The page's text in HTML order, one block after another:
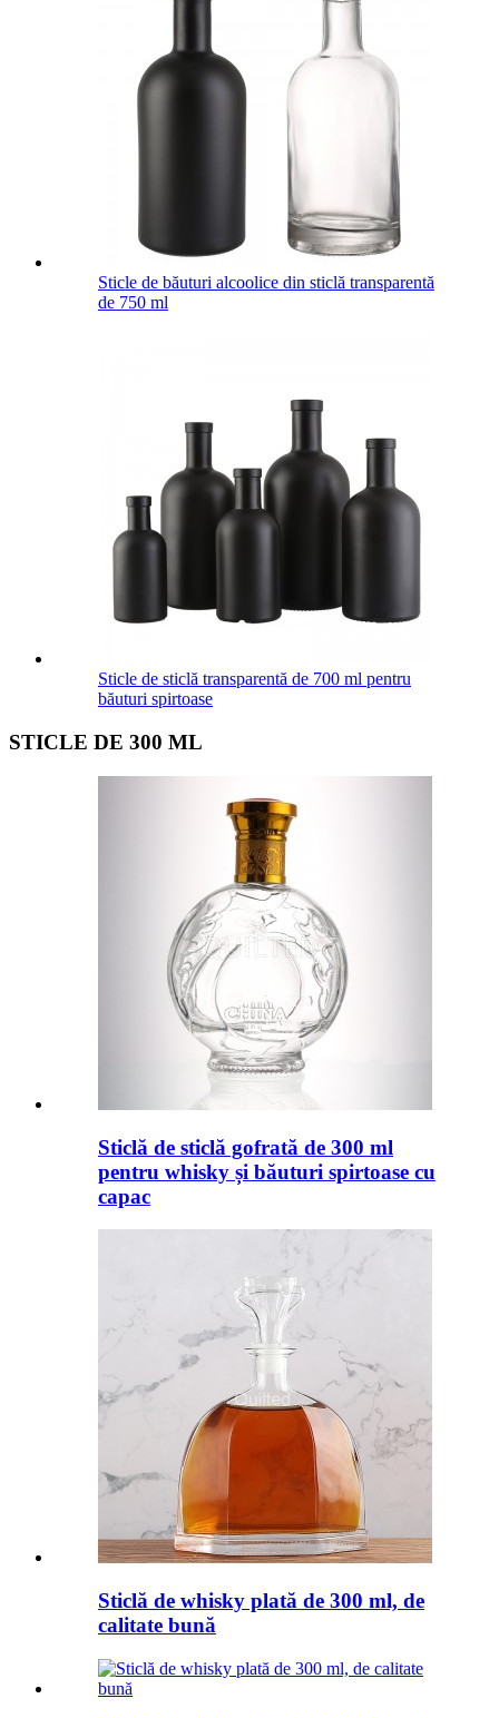
Sticle de băuturi alcoolice din sticlă transparentă
de 750 ml
Sticle de sticlă transparentă de 700 ml pentru
băuturi spirtoase
STICLE DE 300 ML
Sticlă de sticlă gofrată de 300 ml
pentru whisky și băuturi spirtoase cu
capac
Sticlă de whisky plată de 300 ml, de
calitate bună